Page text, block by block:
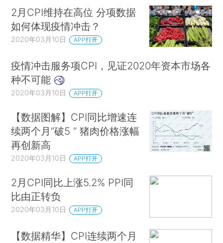
2月CPI维持在高位 分项数据
如何体现疫情冲击？
2020年03月10日 APP打开
疫情冲击服务项CPI，见证2020年资本市场各
种不可能
2020年03月10日 APP打开
【数据图解】CPI同比增速连
续两个月“破5 ” 猪肉价格涨幅
再创新高
2020年03月10日 APP打开
2月CPI同比上涨5.2% PPI同
比由正转负
2020年03月10日 APP打开
【数据精华】CPI连续两个月